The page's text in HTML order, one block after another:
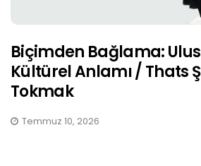
Biçimden Bağlama:
Kültürel Anlamı / Thats
Tokmak
Temmuz 10, 2026